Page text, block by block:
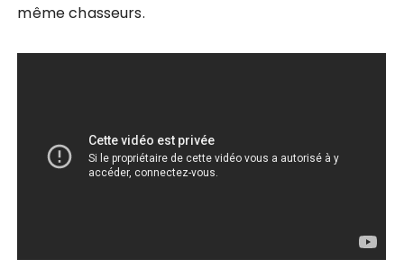
même chasseurs.